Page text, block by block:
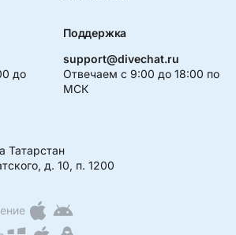
до
Поддержка
support@divechat.ru
Отвечаем с 9:00 до 18:00 по
МСК
Татарстан
д. 10, п. 1200